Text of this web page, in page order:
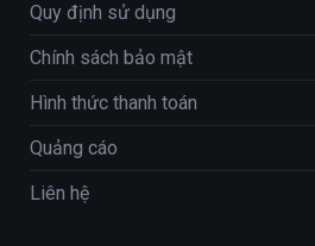
Quy định sử dụng
Chính sách bảo mật
Hình thức thanh toán
Quảng cáo
Liên hệ